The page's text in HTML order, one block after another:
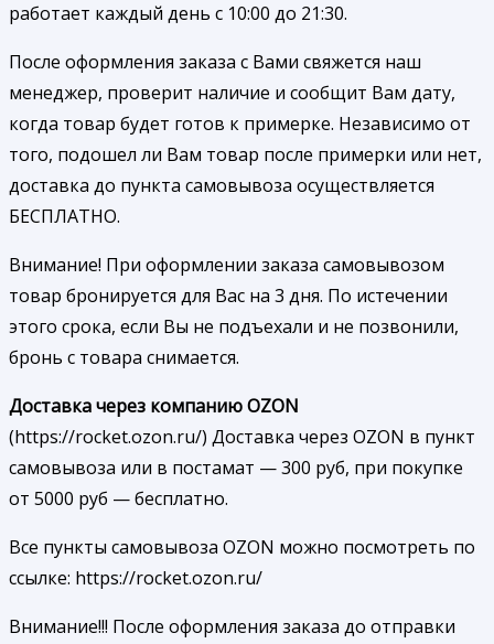
работает каждый день с 10:00 до 21:30.
После оформления заказа с Вами свяжется наш
менеджер, проверит наличие и сообщит Вам дату,
когда товар будет готов к примерке. Независимо от
того, подошел ли Вам товар после примерки или нет,
доставка до пункта самовывоза осуществляется
БЕСПЛАТНО.
Внимание! При оформлении заказа самовывозом
товар бронируется для Вас на 3 дня. По истечении
этого срока, если Вы не подъехали и не позвонили,
бронь с товара снимается.
Доставка через компанию OZON
(https://rocket.ozon.ru/) Доставка через OZON в пункт
самовывоза или в постамат — 300 руб, при покупке
от 5000 руб — бесплатно.
Все пункты самовывоза OZON можно посмотреть по
ссылке: https://rocket.ozon.ru/
Внимание!!! После оформления заказа до отправки